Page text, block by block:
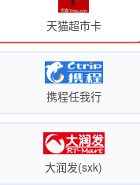
天猫超市卡
携程任我行
大润发(sxk)